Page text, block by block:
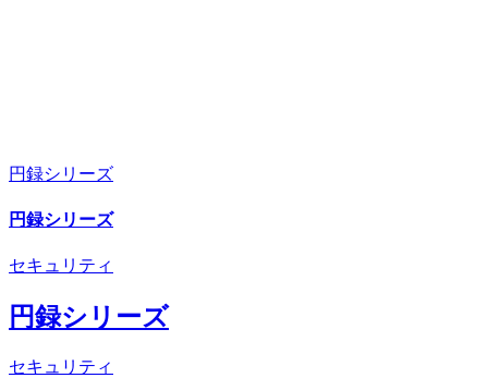
円録シリーズ
円録シリーズ
セキュリティ
円録シリーズ
セキュリティ